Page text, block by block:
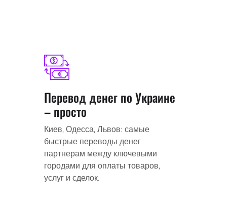
Перевод денег по Украине
– просто
Киев, Одесса, Львов: самые
быстрые переводы денег
партнерам между ключевыми
городами для оплаты товаров,
услуг и сделок.